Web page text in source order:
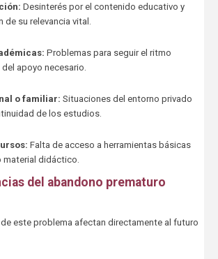
Desinterés por el contenido educativo y
su relevancia vital.
Problemas para seguir el ritmo
apoyo necesario.
o familiar: Situaciones del entorno privado
de los estudios.
Falta de acceso a herramientas básicas
didáctico.
del abandono prematuro
este problema afectan directamente al futuro